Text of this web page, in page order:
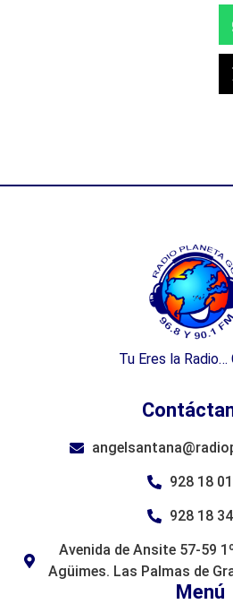
Tu Eres la Radio…
Menú
928 18
928 18
Avenida de Ansite 57-59
Agüimes. Las Palmas de